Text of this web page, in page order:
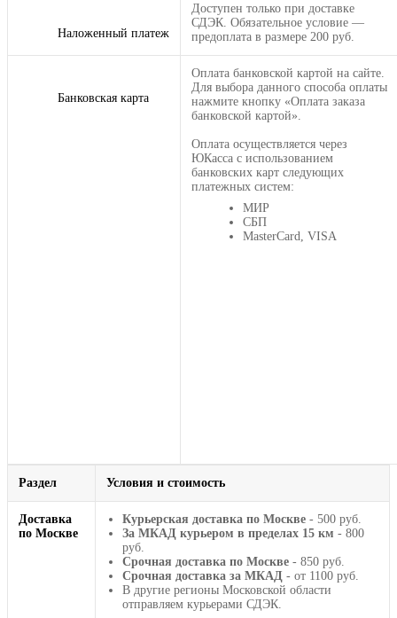
Наложенный платеж
Доступен только при доставке
СДЭК. Обязательное условие —
предоплата в размере 200 руб.
Банковская карта
Оплата банковской картой на сайте.
Для выбора данного способа оплаты
нажмите кнопку «Оплата заказа
банковской картой».
Оплата осуществляется через
ЮКасса с использованием
банковских карт следующих
платежных систем:
МИР
СБП
MasterCard, VISA
Раздел Условия и стоимость
Доставка
по Москве
Курьерская доставка по Москве - 500 руб.
За МКАД курьером в пределах 15 км - 800
руб.
Срочная доставка по Москве - 850 руб.
Срочная доставка за МКАД - от 1100 руб.
В другие регионы Московской области
отправляем курьерами СДЭК.